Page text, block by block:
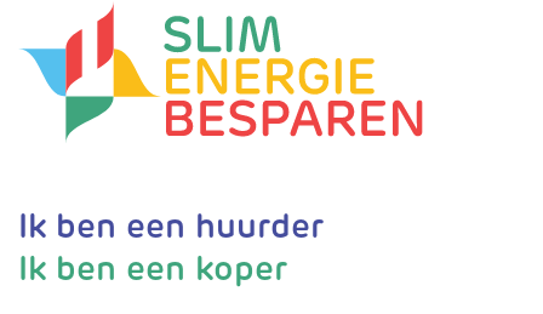
Ik ben een huurder
Ik ben een koper